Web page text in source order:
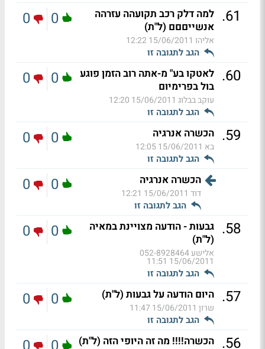
61
. למה דלק רכב תקועהה עזרהה
אנשייםםם (ל"ת)
אליהו 15/06/2011 12:22
הגב לתגובה זו
0
0
60
. לאטקו בע" מ-אתה רוב הזמן פוגע
בול בפרימיום
עוקב בבלוג 15/06/2011 12:20
הגב לתגובה זו
0
0
59
. הכשרה אנרגיה
בא 15/06/2011 12:05
הגב לתגובה זו
0
0
הכשרה אנרגיה
דוד 15/06/2011 12:21
הגב לתגובה זו
0
0
58
. גבעות - הודעה מצויינת במאיה
(ל"ת)
אלישע 052-8928464
15/06/2011 11:51
הגב לתגובה זו
0
0
57
. היום הודעה על גבעות (ל"ת)
שרון 15/06/2011 11:47
הגב לתגובה זו
0
0
56
. הכשרה!!!! מה זה היופי הזה (ל"ת)